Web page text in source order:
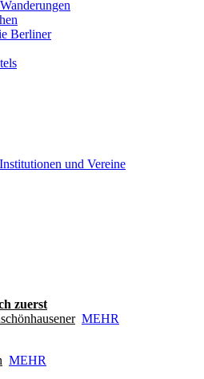
Berliner
und Vereine
zuerst
MEHR
MEHR